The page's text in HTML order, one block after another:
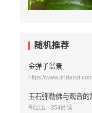
随机推荐
金弹子盆景
https://www.jindanzi.com
玉石弥勒佛与观音的
和田玉 · 354阅读